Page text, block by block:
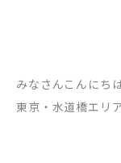
みなさんこんにちは
東京・水道橋エリ